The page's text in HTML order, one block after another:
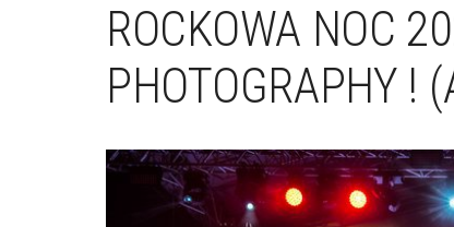
ROCKOWA NOC
PHOTOGRAPHY !